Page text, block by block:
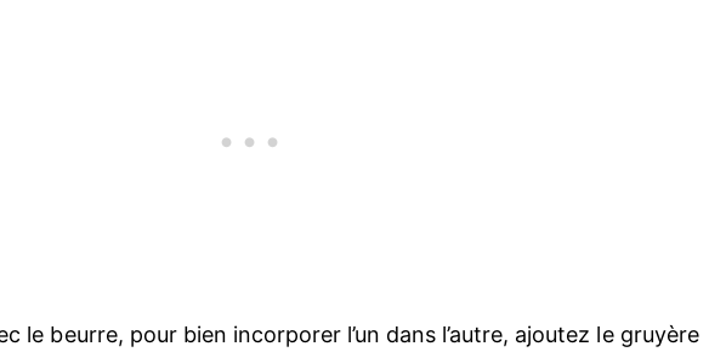
le beurre, pour bien incorporer l’un dans l’autre, ajoutez le gruyère